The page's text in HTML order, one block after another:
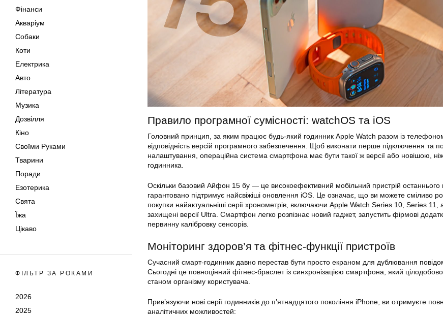
Фінанси
Акваріум
Собаки
Коти
Електрика
Авто
Література
Музика
Дозвілля
Кіно
Своїми Руками
Тварини
Поради
Езотерика
Свята
Їжа
Цікаво
ФІЛЬТР ЗА РОКАМИ
2026
2025
Правило програмної сумісності: watchOS та iOS
Головний принцип, за яким працює будь-який годинник Apple Watch разом із
відповідність версій програмного забезпечення. Щоб виконати перше підключення та
налаштування, операційна система смартфона має бути такої ж версії або новішою,
годинника.
Оскільки базовий Айфон 15 бу — це високоефективний мобільний пристрій останнього
гарантовано підтримує найсвіжіші оновлення iOS. Це означає, що ви можете сміливо
покупки найактуальніші серії хронометрів, включаючи Apple Watch Series 10, Series 11,
захищені версії Ultra. Смартфон легко розпізнає новий гаджет, запустить фірмові
первинну калібровку сенсорів.
Моніторинг здоров’я та фітнес-функції пристроїв
Сучасний смарт-годинник давно перестав бути просто екраном для дублювання
Сьогодні це повноцінний фітнес-браслет із синхронізацією смартфона, який
станом організму користувача.
Прив’язуючи нові серії годинників до п’ятнадцятого покоління iPhone, ви отримуєте
аналітичних можливостей: